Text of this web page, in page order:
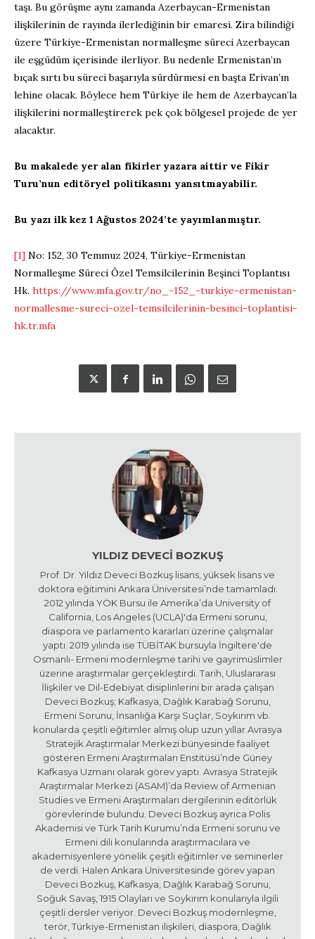
taşı. Bu görüşme aynı zamanda Azerbaycan-Ermenistan
ilişkilerinin de rayında ilerlediğinin bir emaresi. Zira bilindiği
üzere Türkiye-Ermenistan normalleşme süreci Azerbaycan
ile eşgüdüm içerisinde ilerliyor. Bu nedenle Ermenistan’ın
bıçak sırtı bu süreci başarıyla sürdürmesi en başta Erivan’ın
lehine olacak. Böylece hem Türkiye ile hem de Azerbaycan’la
ilişkilerini normalleştirerek pek çok bölgesel projede de yer
alacaktır.
Bu makalede yer alan fikirler yazara aittir ve Fikir
Turu’nun editöryel politikasını yansıtmayabilir.
Bu yazı ilk kez 1 Ağustos 2024’te yayımlanmıştır.
[1] No: 152, 30 Temmuz 2024, Türkiye-Ermenistan
Normalleşme Süreci Özel Temsilcilerinin Beşinci Toplantısı
Hk. https://www.mfa.gov.tr/no_-152_-turkiye-ermenistan-
normallesme-sureci-ozel-temsilcilerinin-besinci-toplantisi-
hk.tr.mfa
YILDIZ DEVECI BOZKUŞ
Prof. Dr. Yıldız Deveci Bozkuş lisans, yüksek lisans ve
doktora eğitimini Ankara Üniversitesi’nde tamamladı.
2012 yılında YÖK Bursu ile Amerika’da University of
California, Los Angeles (UCLA)'da Ermeni sorunu,
diaspora ve parlamento kararları üzerine çalışmalar
yaptı. 2019 yılında ise TÜBİTAK bursuyla İngiltere'de
Osmanlı- Ermeni modernleşme tarihi ve gayrimüslimler
üzerine araştırmalar gerçekleştirdi. Tarih, Uluslararası
İlişkiler ve Dil-Edebiyat disiplinlerini bir arada çalışan
Deveci Bozkuş; Kafkasya, Dağlık Karabağ Sorunu,
Ermeni Sorunu, İnsanlığa Karşı Suçlar, Soykırım vb.
konularda çeşitli eğitimler almış olup uzun yıllar Avrasya
Stratejik Araştırmalar Merkezi bünyesinde faaliyet
gösteren Ermeni Araştırmaları Enstitüsü’nde Güney
Kafkasya Uzmanı olarak görev yaptı. Avrasya Stratejik
Araştırmalar Merkezi (ASAM)’da Review of Armenian
Studies ve Ermeni Araştırmaları dergilerinin editörlük
görevlerinde bulundu. Deveci Bozkuş ayrıca Polis
Akademisi ve Türk Tarih Kurumu’nda Ermeni sorunu ve
Ermeni dili konularında araştırmacılara ve
akademisyenlere yönelik çeşitli eğitimler ve seminerler
de verdi. Halen Ankara Üniversitesinde görev yapan
Deveci Bozkuş, Kafkasya, Dağlık Karabağ Sorunu,
Soğuk Savaş, 1915 Olayları ve Soykırım konularıyla ilgili
çeşitli dersler veriyor. Deveci Bozkuş modernleşme,
terör, Türkiye-Ermenistan ilişkileri, diaspora, Dağlık